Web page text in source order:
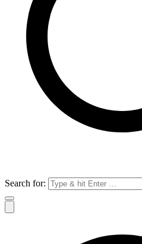
Search for: